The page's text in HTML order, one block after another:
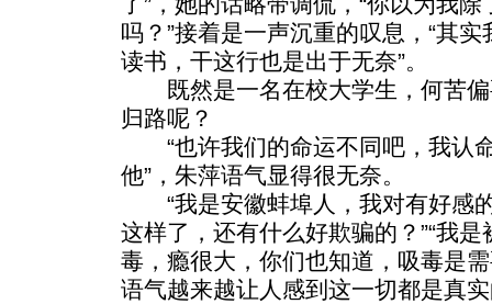
吗？”接着是一声沉重的叹息，“其
读书，干这行也是出于无奈”。
既然是一名在校大学生，何苦偏
归路呢？
“也许我们的命运不同吧，我认
他”，朱萍语气显得很无奈。
“我是安徽蚌埠人，我对有好感
这样了，还有什么好欺骗的？”“我
毒，瘾很大，你们也知道，吸毒是
语气越来越让人感到这一切都是真